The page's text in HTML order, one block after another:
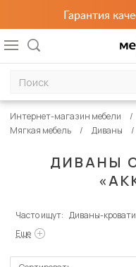
Гарантия
ДИВАНЫ
Интернет-магазин мебели
Мягкая мебель
Диваны
Часто ищут: Диваны-кровати
Еще